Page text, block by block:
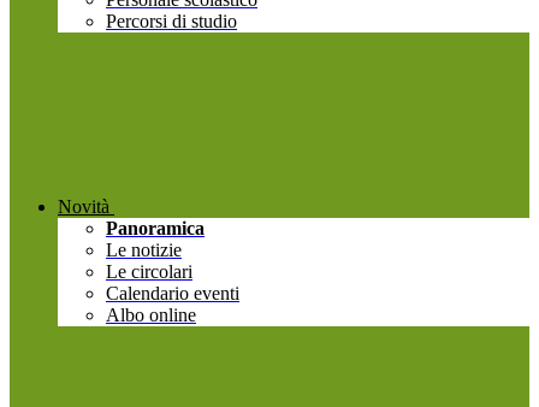
Percorsi di studio
Novità
Panoramica
Le notizie
Le circolari
Calendario eventi
Albo online